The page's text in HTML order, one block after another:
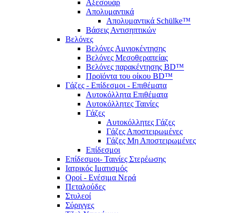
Αξεσουάρ
Απολυμαντικά
Απολυμαντικά Schülke™
Βάσεις Αντισηπτικών
Βελόνες
Βελόνες Αμνιοκέντησης
Βελόνες Μεσοθεραπείας
Βελόνες παρακέντησης BD™
Προϊόντα του οίκου BD™
Γάζες - Επίδεσμοι - Επιθέματα
Αυτοκόλλητα Επιθέματα
Αυτοκόλλητες Ταινίες
Γάζες
Αυτοκόλλητες Γάζες
Γάζες Αποστειρωμένες
Γάζες Μη Αποστειρωμένες
Επίδεσμοι
Επίδεσμοι- Ταινίες Στερέωσης
Ιατρικός Ιματισμός
Οροί - Ενέσιμα Νερά
Πεταλούδες
Στυλεοί
Σύριγγες